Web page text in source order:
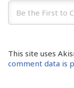
This site uses
comment data is